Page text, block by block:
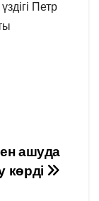
Петр
ашуда
көрді